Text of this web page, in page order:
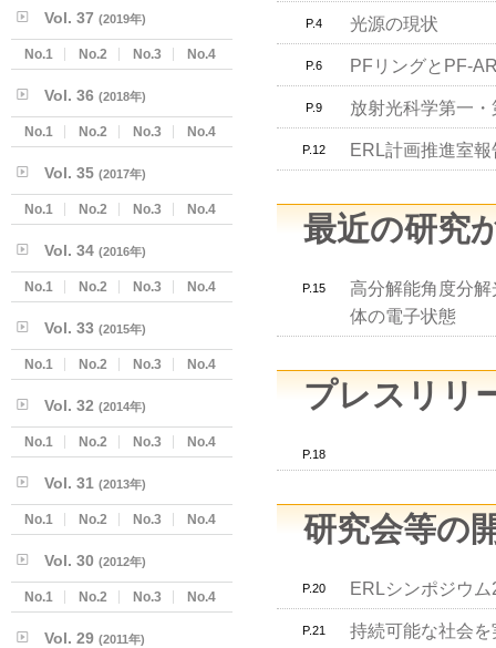
P.4 光源の現状
P.6 PFリングとPF-
P.9 放射光科学第一
P.12 ERL計画推進室報
最近の研究
P.15
高分解能角度分
体の電子状態
プレスリリ
P.18
研究会等の
P.20 ERLシンポジウ
P.21
持続可能な社会
Vol. 37 (2019年)
No.1 No.2 No.3 No.4
Vol. 36 (2018年)
No.1 No.2 No.3 No.4
Vol. 35 (2017年)
No.1 No.2 No.3 No.4
Vol. 34 (2016年)
No.1 No.2 No.3 No.4
Vol. 33 (2015年)
No.1 No.2 No.3 No.4
Vol. 32 (2014年)
No.1 No.2 No.3 No.4
Vol. 31 (2013年)
No.1 No.2 No.3 No.4
Vol. 30 (2012年)
No.1 No.2 No.3 No.4
Vol. 29 (2011年)